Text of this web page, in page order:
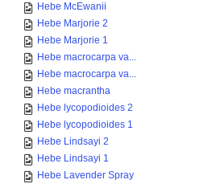
Hebe McEwanii
Hebe Marjorie 2
Hebe Marjorie 1
Hebe macrocarpa va...
Hebe macrocarpa va...
Hebe macrantha
Hebe lycopodioides 2
Hebe lycopodioides 1
Hebe Lindsayi 2
Hebe Lindsayi 1
Hebe Lavender Spray